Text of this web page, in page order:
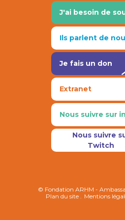
J'ai besoin de
Ils parlent de
Je fais un don
Extranet
Nous suivre sur
Nous suivre
Twitch
© Fondation ARHM -
Plan du site
Mentions